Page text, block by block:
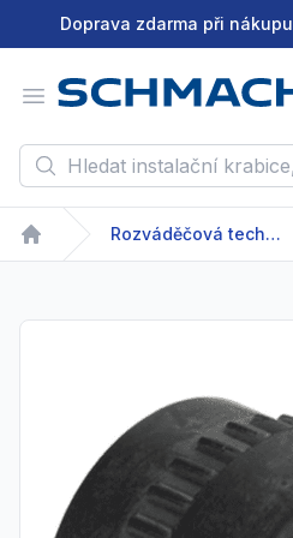
Doprava zdarma při
Open menu
Hledat instalační krabice,
Home
Rozváděčová technika